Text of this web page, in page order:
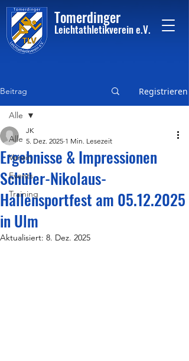
Tomerdinger
Leichtathletikvereine.V.
Beitrag Registrieren
Alle
Verein
Events
Training
Alle
Ergebnisse & Impressionen
Schüler-Nikolaus-
Hallensportfest am 05.12.2025
in Ulm
JK
5. Dez. 2025 1 Min. Lesezeit
Aktualisiert: 8. Dez. 2025